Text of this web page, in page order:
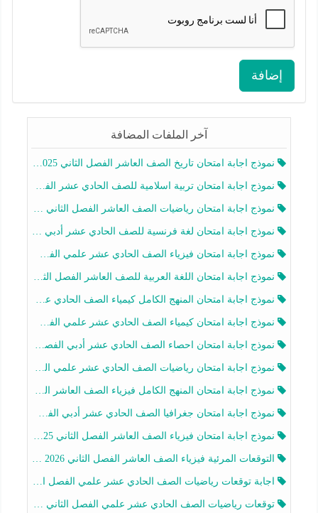
إضافة
آخر الملفات المضافة
نموذج اجابة امتحان تاريخ الصف العاشر الفصل الثاني 2025-2026
نموذج اجابة امتحان تربية اسلامية للصف الحادي عشر الفصل الثاني 2025-2026
نموذج اجابة امتحان رياضيات الصف العاشر الفصل الثاني 2025-2026
نموذج اجابة امتحان لغة فرنسية للصف الحادي عشر أدبي الفصل الثاني 2025-2026
نموذج اجابة امتحان فيزياء الصف الحادي عشر علمي الفصل الثاني 2025-2026
نموذج اجابة امتحان اللغة العربية للصف العاشر الفصل الثاني 2025-2026
نموذج اجابة امتحان المنهج الكامل كيمياء الصف الحادي عشر علمي الفصل الثاني 2025-2026
نموذج اجابة امتحان كيمياء الصف الحادي عشر علمي الفصل الثاني 2025-2026
نموذج اجابة امتحان احصاء الصف الحادي عشر أدبي الفصل الثاني 2025-2026
نموذج اجابة امتحان رياضيات الصف الحادي عشر علمي الفصل الثاني 2025-2026
نموذج اجابة امتحان المنهج الكامل فيزياء الصف العاشر الفصل الثاني 2025-2026
نموذج اجابة امتحان جغرافيا الصف الحادي عشر أدبي الفصل الثاني 2025-2026
نموذج اجابة امتحان فيزياء الصف العاشر الفصل الثاني 2025-2026
التوقعات المرئية فيزياء الصف العاشر الفصل الثاني 2026 أ هيثم الليثي
اجابة توقعات رياضيات الصف الحادي عشر علمي الفصل الثاني 2025-2026 أ عمرو فايز
توقعات رياضيات الصف الحادي عشر علمي الفصل الثاني 2025-2026 أ عمرو فايز